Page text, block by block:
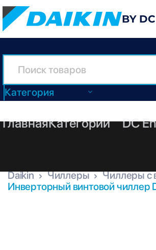
BY
Категория
ГлавнаяКатегории DC
Daikin Чиллеры Чиллеры с
Инверторный винтовой чиллер